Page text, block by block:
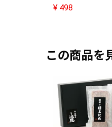
¥ 498
この商品を